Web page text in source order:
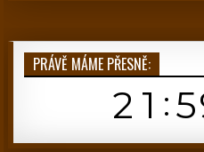
PRÁVĚ MÁME PŘESNĚ: